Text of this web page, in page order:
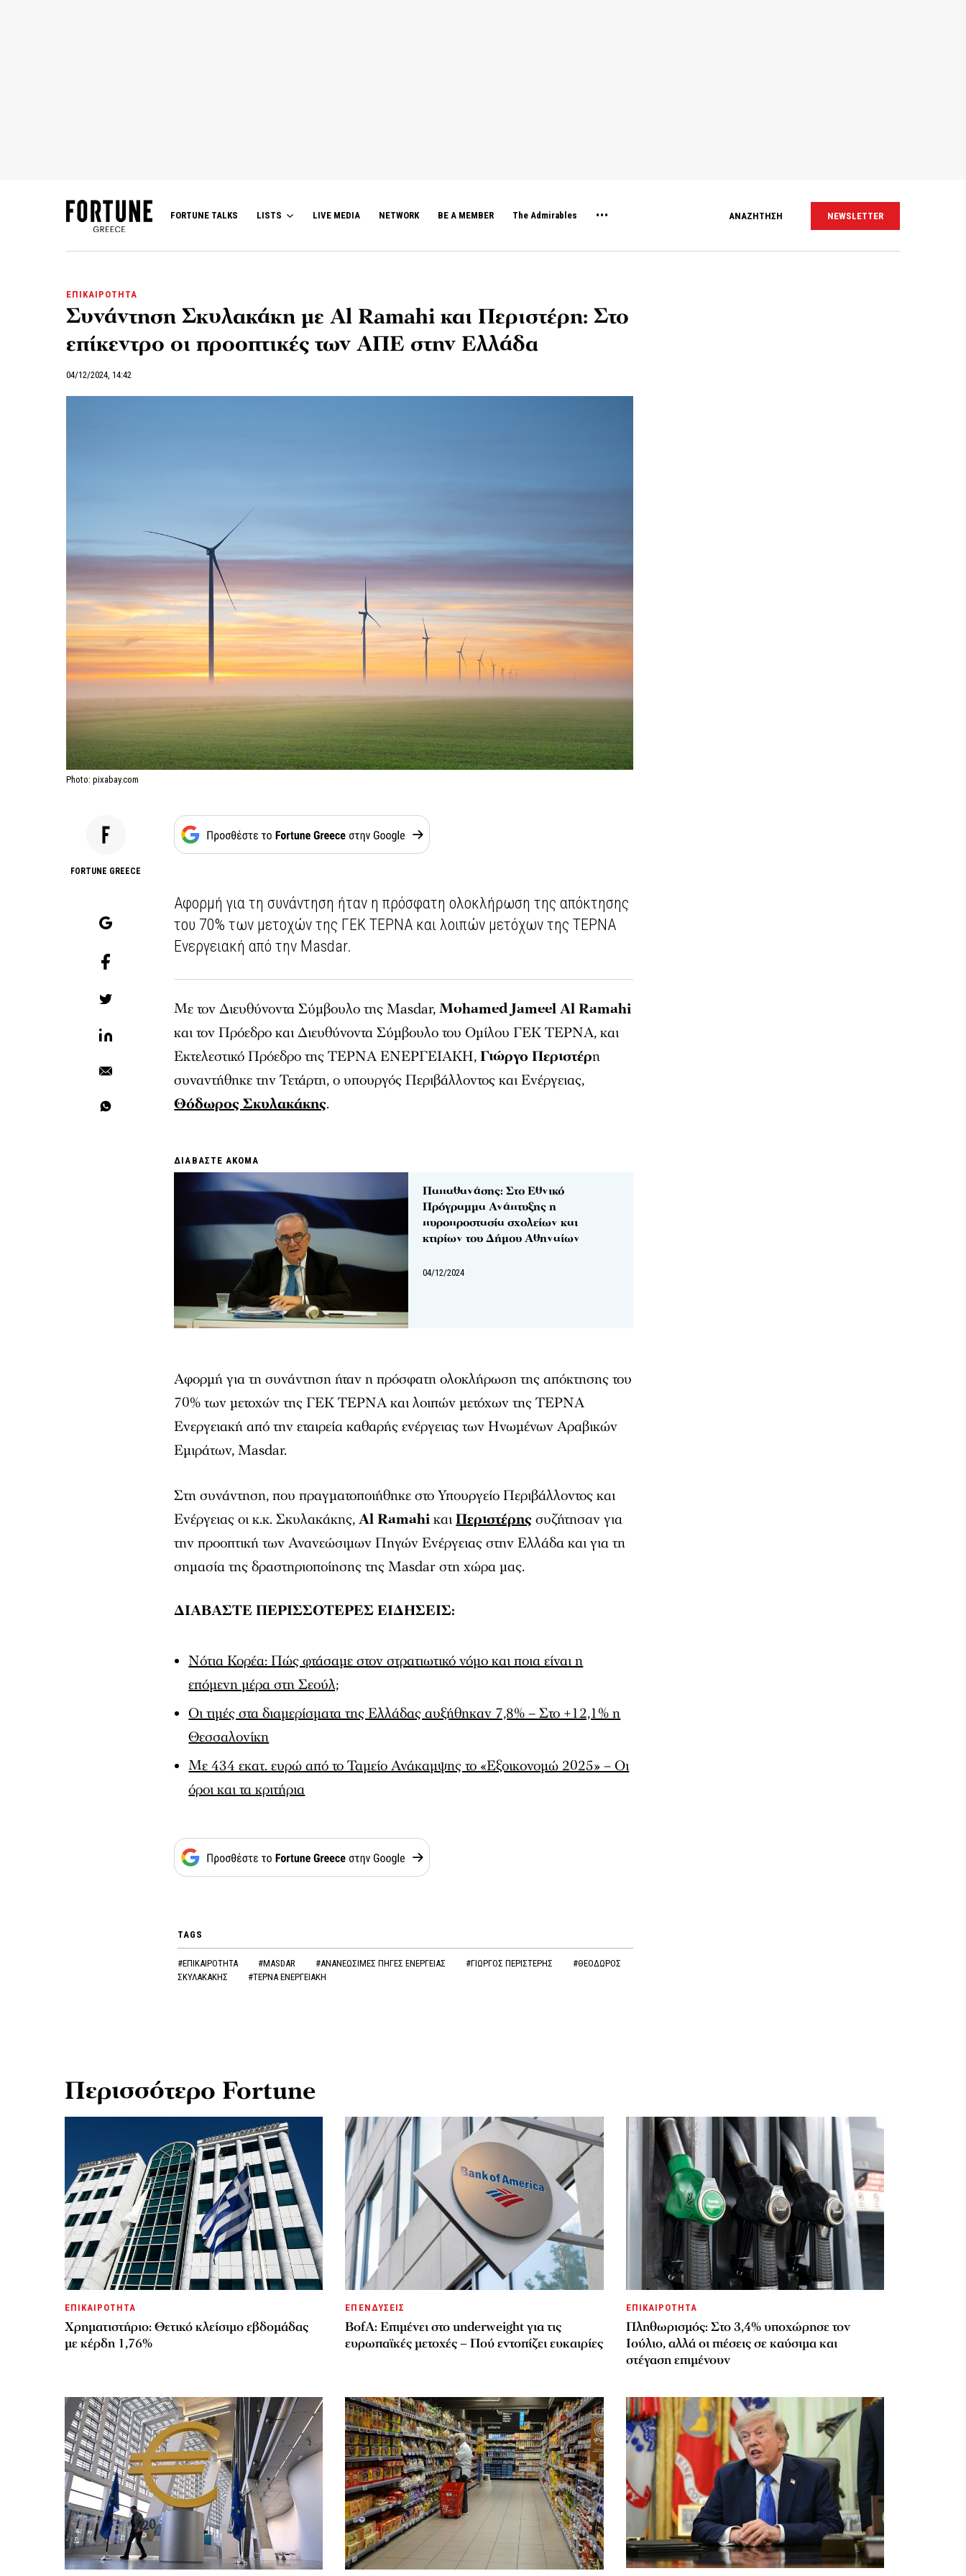
FORTUNE TALKS LISTS LIVE MEDIA NETWORK BE A MEMBER The Admirables ΑΝΑΖΗΤΗΣΗ NEWSLETTER
ΕΠΙΚΑΙΡΟΤΗΤΑ
Συνάντηση Σκυλακάκη με Al Ramahi και Περιστέρη: Στο
επίκεντρο οι προοπτικές των ΑΠΕ στην Ελλάδα
04/12/2024, 14:42
Photo: pixabay.com
FORTUNE GREECE
Αφορμή για τη συνάντηση ήταν η πρόσφατη ολοκλήρωση της απόκτησης
του 70% των μετοχών της ΓΕΚ ΤΕΡΝΑ και λοιπών μετόχων της ΤΕΡΝΑ
Ενεργειακή από την Masdar.
Με τον Διευθύνοντα Σύμβουλο της Masdar,Mohamed Jameel Al Ramahi
και τον Πρόεδρο και Διευθύνοντα Σύμβουλο του Ομίλου ΓΕΚ ΤΕΡΝΑ, και
Εκτελεστικό Πρόεδρο της ΤΕΡΝΑ ΕΝΕΡΓΕΙΑΚΗ,Γιώργο Περιστέρη
συναντήθηκε την Τετάρτη, ο υπουργός Περιβάλλοντος και Ενέργειας,
Θόδωρος Σκυλακάκης.
ΔΙΑΒΑΣΤΕ ΑΚΟΜΑ
Παπαθανάσης: Στο Εθνικό
Πρόγραμμα Ανάπτυξης η
πυροπροστασία σχολείων και
κτιρίων του Δήμου Αθηναίων
04/12/2024
Αφορμή για τη συνάντηση ήταν η πρόσφατη ολοκλήρωση της απόκτησης του
70% των μετοχών της ΓΕΚ ΤΕΡΝΑ και λοιπών μετόχων της ΤΕΡΝΑ
Ενεργειακή από την εταιρεία καθαρής ενέργειας των Ηνωμένων Αραβικών
Εμιράτων, Masdar.
Στη συνάντηση, που πραγματοποιήθηκε στο Υπουργείο Περιβάλλοντος και
Ενέργειας οι κ.κ. Σκυλακάκης,Al RamahiκαιΠεριστέρης συζήτησαν για
την προοπτική των Ανανεώσιμων Πηγών Ενέργειας στην Ελλάδα και για τη
σημασία της δραστηριοποίησης της Masdar στη χώρα μας.
ΔΙΑΒΑΣΤΕ ΠΕΡΙΣΣΟΤΕΡΕΣ ΕΙΔΗΣΕΙΣ:
Νότια Κορέα: Πώς φτάσαμε στον στρατιωτικό νόμο και ποια είναι η
επόμενη μέρα στη Σεούλ;
Οι τιμές στα διαμερίσματα της Ελλάδας αυξήθηκαν 7,8% – Στο +12,1% η
Θεσσαλονίκη
Με 434 εκατ. ευρώ από το Ταμείο Ανάκαμψης το «Εξοικονομώ 2025» – Οι
όροι και τα κριτήρια
TAGS
#ΕΠΙΚΑΙΡΟΤΗΤΑ #MASDAR #ΑΝΑΝΕΩΣΙΜΕΣ ΠΗΓΕΣ ΕΝΕΡΓΕΙΑΣ #ΓΙΩΡΓΟΣ ΠΕΡΙΣΤΕΡΗΣ
#ΘΕΟΔΩΡΟΣ
ΣΚΥΛΑΚΑΚΗΣ
#ΤΕΡΝΑ ΕΝΕΡΓΕΙΑΚΗ
Περισσότερο Fortune
ΕΠΙΚΑΙΡΟΤΗΤΑ
Χρηματιστήριο: Θετικό κλείσιμο εβδομάδας
με κέρδη 1,76%
ΕΠΕΝΔΥΣΕΙΣ
BofA: Επιμένει στο underweight για τις
ευρωπαϊκές μετοχές – Πού εντοπίζει ευκαιρίες
ΕΠΙΚΑΙΡΟΤΗΤΑ
Πληθωρισμός: Στο 3,4% υποχώρησε τον
Ιούλιο, αλλά οι πιέσεις σε καύσιμα και
στέγαση επιμένουν